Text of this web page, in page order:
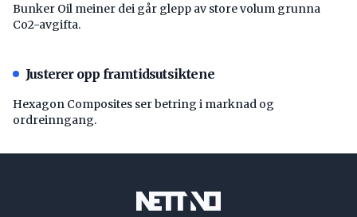
Bunker Oil meiner dei går glepp av store volum grunna
Co2-avgifta.
Justerer opp framtidsutsiktene
Hexagon Composites ser betring i marknad og
ordreinngang.